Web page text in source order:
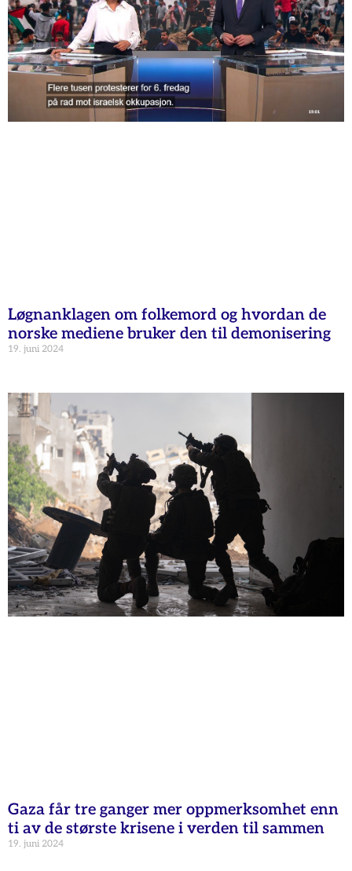
Løgnanklagen om folkemord og hvordan de
norske mediene bruker den til demonisering
19. juni 2024
Gaza får tre ganger mer oppmerksomhet enn
ti av de største krisene i verden til sammen
19. juni 2024